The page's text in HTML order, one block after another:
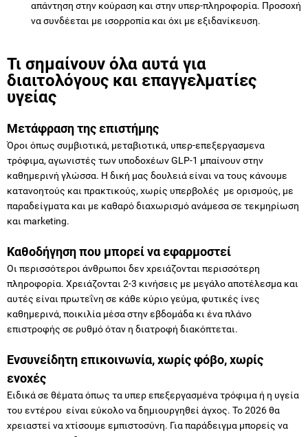
Τι σημαίνουν όλα αυτά για
υγείας
Μετάφραση της επιστήμης
Όροι όπως συμβιοτικά, μεταβιοτικά, υπερ-επεξεργασμενα
καθημερινή γλώσσα. Η δική μας δουλειά είναι να τους κάνουμε
κατανοητούς και πρακτικούς, χωρίς υπερβολές με ορισμούς, με
παραδείγματα και με καθαρό διαχωρισμό ανάμεσα σε τεκμηρίωση
και marketing.
Καθοδήγηση που μπορεί να εφαρμοστεί
Οι περισσότεροι άνθρωποι δεν χρειάζονται περισσότερη
αυτές είναι πρωτεΐνη σε κάθε κύριο γεύμα, φυτικές ίνες
καθημερινά, ποικιλία μέσα στην εβδομάδα κι ένα πλάνο
επιστροφής σε ρυθμό όταν η διατροφή διακόπτεται.
Ενσυνείδητη επικοινωνία, χωρίς φόβο, χωρίς
ενοχές
Ειδικά σε θέματα όπως τα υπερ επεξεργασμένα τρόφιμα ή η υγεία
του εντέρου είναι εύκολο να δημιουργηθεί άγχος. Το 2026 θα
χρειαστεί να χτίσουμε εμπιστοσύνη. Για παράδειγμα μπορείς να
βελτιώσεις τη διατροφή σου χωρίς να τη φοβάσαι;.
Νέες ανάγκες, GLP-1 και διατροφική υποστήριξη